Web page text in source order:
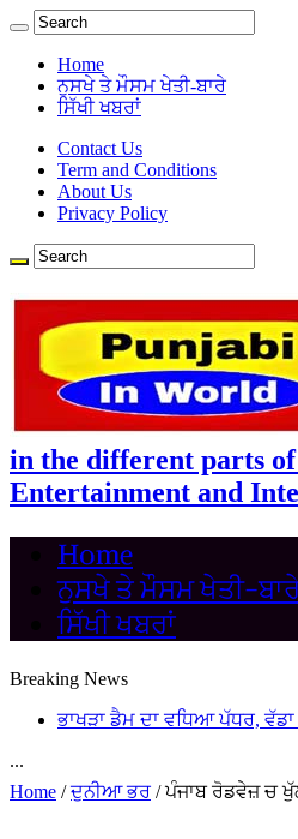
Home
ਨੁਸਖੇ ਤੇ ਮੌਸਮ ਖੇਤੀ-ਬਾਰੇ
ਸਿੱਖੀ ਖਬਰਾਂ
Contact Us
Term and Conditions
About Us
Privacy Policy
in the different parts
Entertainment and
Home
ਨੁਸਖੇ ਤੇ ਮੌਸਮ ਖੇਤੀ-
ਸਿੱਖੀ ਖਬਰਾਂ
Breaking News
ਭਾਖੜਾ ਡੈਮ ਦਾ ਵਧਿਆ ਪੱਧਰ, ਵੱਡਾ
...
Home / ਦੁਨੀਆ ਭਰ / ਪੰਜਾਬ ਰੋਡਵੇਜ਼ ਚ